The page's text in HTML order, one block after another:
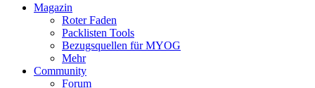
Magazin
Roter Faden
Packlisten Tools
Bezugsquellen für MYOG
Mehr
Community
Forum